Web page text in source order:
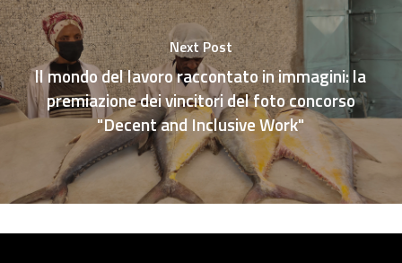
Next Post
ll mondo del lavoro raccontato in immagini: la
premiazione dei vincitori del foto concorso
"Decent and Inclusive Work"